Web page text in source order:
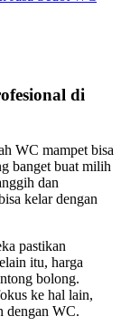
di
WC mampet bisa
banget buat milih
dan
kelar dengan
pastikan
itu, harga
bolong.
ke hal lain,
dengan WC.